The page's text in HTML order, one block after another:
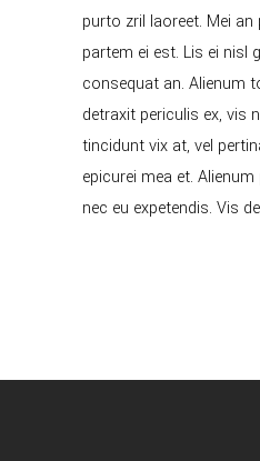
purto zril laoreet. Mei
partem ei est. Lis ei nisl
consequat an. Alienum
detraxit periculis ex, vis
tincidunt vix at, vel
epicurei mea et.
nec eu expetendis. Vis